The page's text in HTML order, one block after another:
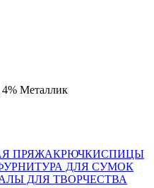
Металлик
ПРЯЖАКРЮЧКИСПИЦЫ
ДЛЯ СУМОК
ДЛЯ ТВОРЧЕСТВА